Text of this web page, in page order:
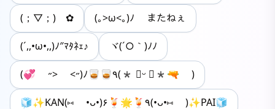
(；▽；)ゞ✿ (｡>ω<｡)ﾉ またねぇ
(´,,•ω•,,)ﾉ″ﾏﾀﾈｪ♪ ヾ(´○｀)ﾉﾉ
(💞 ˶> <˶)ﾉ🥃🥃٩(* ॑ᵕ ॑*🔫 )
🧊✨KAN(⑅ •ᴗ•)۶🍹🌟🍹٩(•ᴗ•⑅ )✨PAI🧊